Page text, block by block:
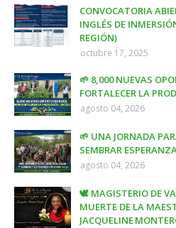
CONVOCATORIA
INGLÉS DE
REGIÓN)
octubre 17, 2025
🌱 8,000 NUEVAS
FORTALECER LA
agosto 04, 2026
🌱 UNA JORNADA
SEMBRAR
agosto 04, 2026
🕊️ MAGISTERIO DE
MUERTE DE LA
JACQUELINE